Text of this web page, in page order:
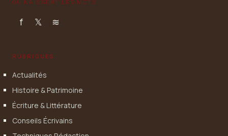
OÙ NAISSENT LES MOTS
f 𝕏 ≋
RUBRIQUES
Actualités
Histoire & Patrimoine
Écriture & Littérature
Conseils Écrivains